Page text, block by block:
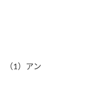
（1）アン